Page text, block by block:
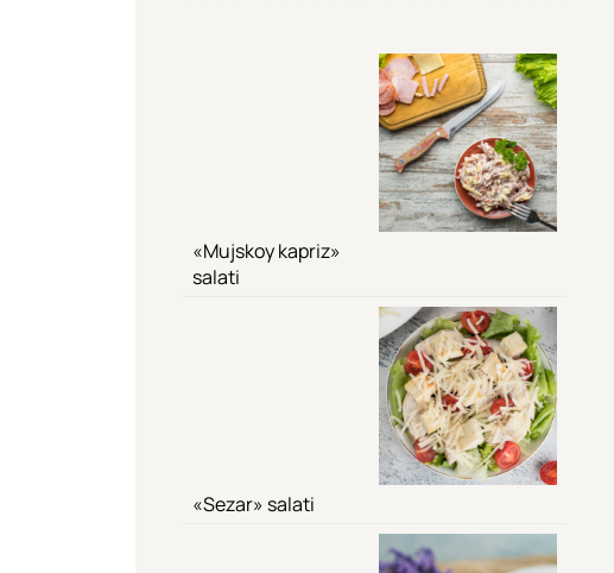
«Mujskoy kapriz»
salati
«Sezar» salati